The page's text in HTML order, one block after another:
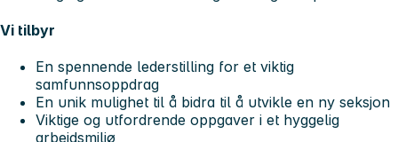
Vi tilbyr
En spennende lederstilling for et viktig
samfunnsoppdrag
En unik mulighet til å bidra til å utvikle en ny seksjon
Viktige og utfordrende oppgaver i et hyggelig
arbeidsmiljø